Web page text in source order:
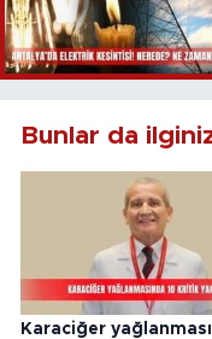
Bunlar da
Karaciğer